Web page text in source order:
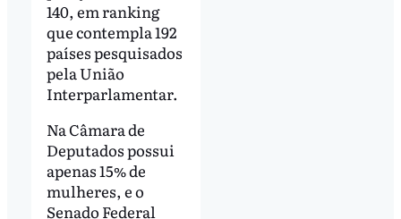
140, em ranking
que contempla 192
países pesquisados
pela União
Interparlamentar.
Na Câmara de
Deputados possui
apenas 15% de
mulheres, e o
Senado Federal